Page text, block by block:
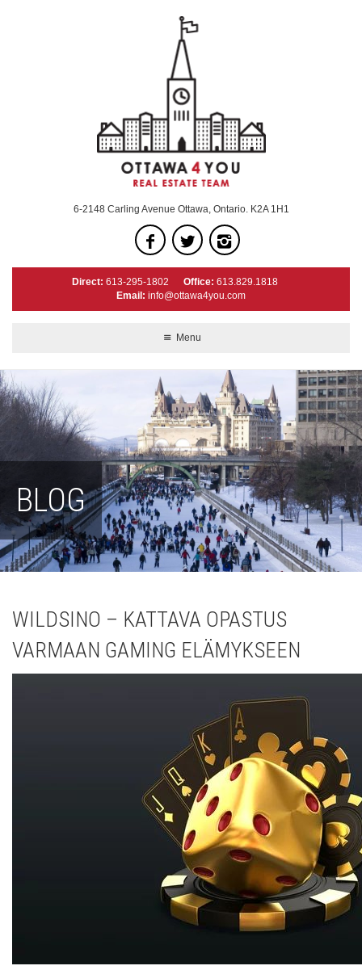
6-2148 Carling Avenue Ottawa, Ontario. K2A 1H1
Direct: 613-295-1802 Office: 613.829.1818
Email: info@ottawa4you.com
Menu
BLOG
WILDSINO – KATTAVA OPASTUS
VARMAAN GAMING ELÄMYKSEEN